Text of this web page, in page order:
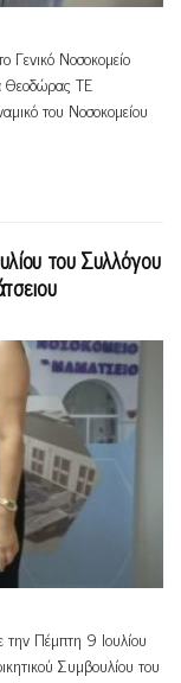
Γενικό Νοσοκομείο
Θεοδώρας ΤΕ
του Νοσοκομείου
του Συλλόγου
την Πέμπτη 9 Ιουλίου
Συμβουλίου του